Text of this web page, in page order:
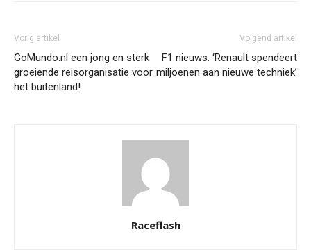
Vorig artikel
GoMundo.nl een jong en sterk
groeiende reisorganisatie voor
het buitenland!
Volgend artikel
F1 nieuws: ‘Renault spendeert
miljoenen aan nieuwe techniek’
Raceflash